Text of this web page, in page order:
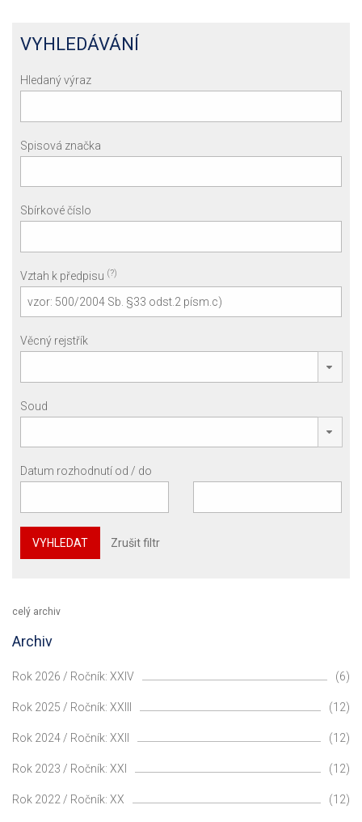
VYHLEDÁVÁNÍ
Hledaný výraz
Spisová značka
Sbírkové číslo
Vztah k předpisu (?)
Věcný rejstřík
Soud
Datum rozhodnutí od / do
VYHLEDAT Zrušit filtr
celý archiv
Archiv
Rok 2026 / Ročník: XXIV (6)
Rok 2025 / Ročník: XXIII (12)
Rok 2024 / Ročník: XXII (12)
Rok 2023 / Ročník: XXI (12)
Rok 2022 / Ročník: XX (12)